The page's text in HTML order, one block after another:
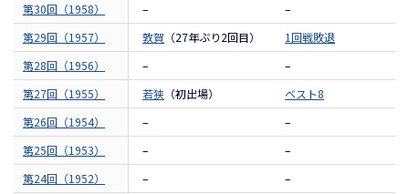
第30回（1958）
–
–
第29回（1957）
敦賀 （27年ぶり2回目）
1回戦敗退
第28回（1956）
–
–
第27回（1955）
若狭 （初出場）
ベスト8
第26回（1954）
–
–
第25回（1953）
–
–
第24回（1952）
–
–